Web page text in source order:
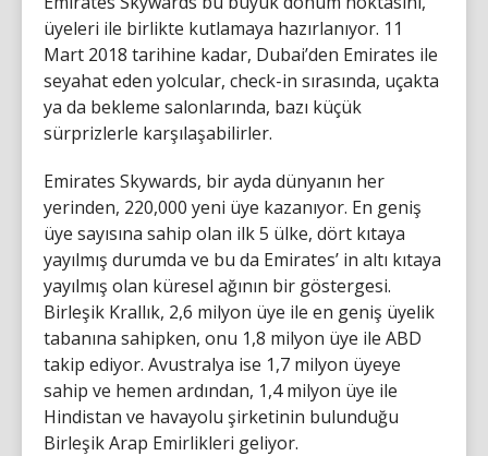
üyeleri ile birlikte kutlamaya hazırlanıyor. 11
Mart 2018 tarihine kadar, Dubai’den Emirates ile
seyahat eden yolcular, check-in sırasında, uçakta
ya da bekleme salonlarında, bazı küçük
sürprizlerle karşılaşabilirler.
Emirates Skywards, bir ayda dünyanın her
yerinden, 220,000 yeni üye kazanıyor. En geniş
üye sayısına sahip olan ilk 5 ülke, dört kıtaya
yayılmış durumda ve bu da Emirates’ in altı kıtaya
yayılmış olan küresel ağının bir göstergesi.
Birleşik Krallık, 2,6 milyon üye ile en geniş üyelik
tabanına sahipken, onu 1,8 milyon üye ile ABD
takip ediyor. Avustralya ise 1,7 milyon üyeye
sahip ve hemen ardından, 1,4 milyon üye ile
Hindistan ve havayolu şirketinin bulunduğu
Birleşik Arap Emirlikleri geliyor.